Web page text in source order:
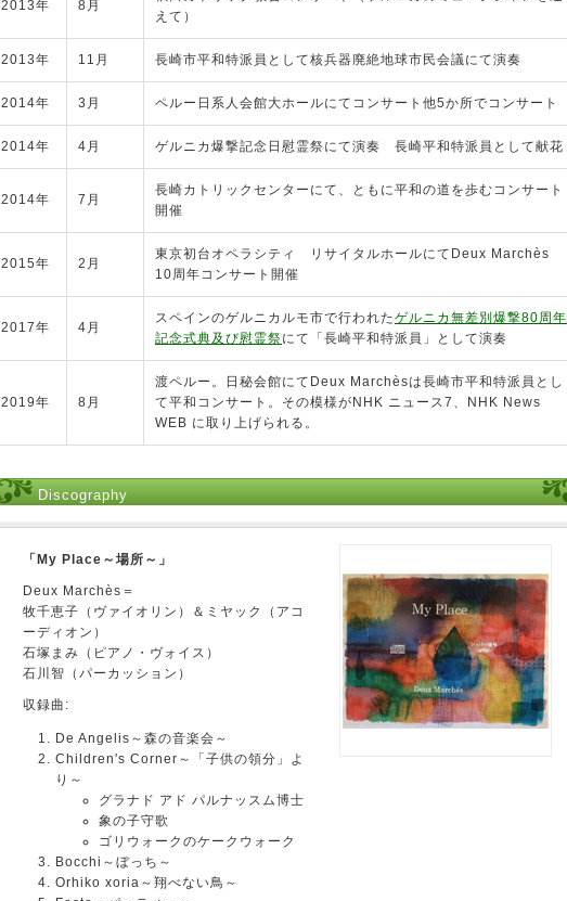
2013年 8月
えて）
2013年 11月 長崎市平和特派員として核兵器廃絶地球市民会議にて演奏
2014年 3月 ペルー日系人会館大ホールにてコンサート他5か所でコンサート
2014年 4月 ゲルニカ爆撃記念日慰霊祭にて演奏 長崎平和特派員として献花
2014年 7月
長崎カトリックセンターにて、ともに平和の道を歩むコンサート
開催
2015年 2月
東京初台オペラシティ リサイタルホールにてDeux Marchès
10周年コンサート開催
2017年 4月
スペインのゲルニカルモ市で行われたゲルニカ無差別爆撃80周年
記念式典及び慰霊祭にて「長崎平和特派員」として演奏
2019年 8月
渡ペルー。日秘会館にてDeux Marchèsは長崎市平和特派員とし
て平和コンサート。その模様がNHK ニュース7、NHK News
WEB に取り上げられる。
Discography
「My Place～場所～」
Deux Marchès＝
牧千恵子（ヴァイオリン）＆ミヤック（アコ
ーディオン）
石塚まみ（ピアノ・ヴォイス）
石川智（パーカッション）
収録曲:
De Angelis～森の音楽会～
Children's Corner～「子供の領分」よ
り～
グラナド アド パルナッスム博士
象の子守歌
ゴリウォークのケークウォーク
Bocchi～ぼっち～
Orhiko xoria～翔べない鳥～